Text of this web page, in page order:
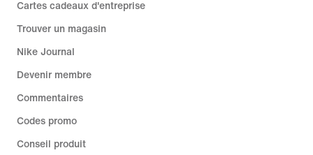
Cartes cadeaux d'entreprise
Trouver un magasin
Nike Journal
Devenir membre
Commentaires
Codes promo
Conseil produit